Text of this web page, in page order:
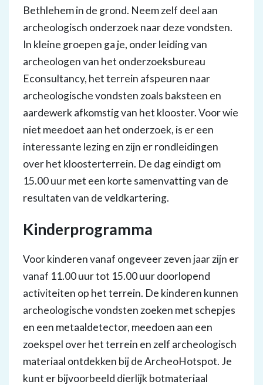
Bethlehem in de grond. Neem zelf deel aan
archeologisch onderzoek naar deze vondsten.
In kleine groepen ga je, onder leiding van
archeologen van het onderzoeksbureau
Econsultancy, het terrein afspeuren naar
archeologische vondsten zoals baksteen en
aardewerk afkomstig van het klooster. Voor wie
niet meedoet aan het onderzoek, is er een
interessante lezing en zijn er rondleidingen
over het kloosterterrein. De dag eindigt om
15.00 uur met een korte samenvatting van de
resultaten van de veldkartering.
Kinderprogramma
Voor kinderen vanaf ongeveer zeven jaar zijn er
vanaf 11.00 uur tot 15.00 uur doorlopend
activiteiten op het terrein. De kinderen kunnen
archeologische vondsten zoeken met schepjes
en een metaaldetector, meedoen aan een
zoekspel over het terrein en zelf archeologisch
materiaal ontdekken bij de ArcheoHotspot. Je
kunt er bijvoorbeeld dierlijk botmateriaal